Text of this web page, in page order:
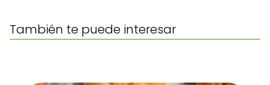
También te puede interesar